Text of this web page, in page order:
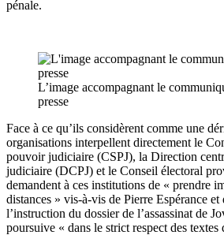
pénale.
L’image accompagnant le
presse
Face à ce qu’ils considèrent comme une
organisations interpellent directement le
pouvoir judiciaire (CSPJ), la Direction
judiciaire (DCPJ) et le Conseil électoral
demandent à ces institutions de « prendre
distances » vis-à-vis de Pierre Espérance
l’instruction du dossier de l’assassinat de
poursuive « dans le strict respect des textes